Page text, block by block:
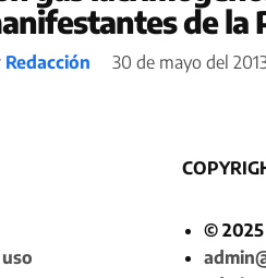
de la
Redacción 30 de mayo del
© 2025